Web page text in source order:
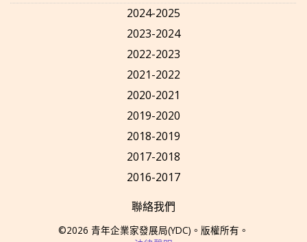
2024-2025
2023-2024
2022-2023
2021-2022
2020-2021
2019-2020
2018-2019
2017-2018
2016-2017
聯絡我們
©2026 青年企業家發展局(YDC) 。版權所有。